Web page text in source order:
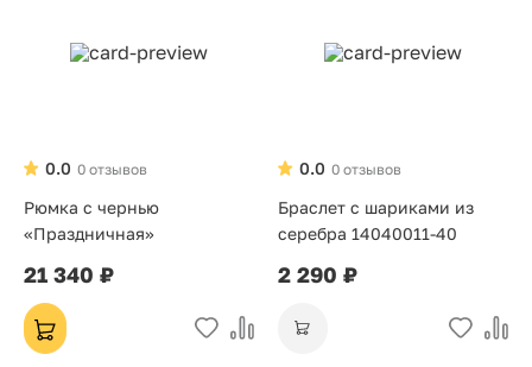
0 отзывов
0.0
Рюмка с чернью
«Праздничная»
21 340 ₽
0 отзывов
0.0
Браслет с шариками из
серебра 14040011-40
2 290 ₽